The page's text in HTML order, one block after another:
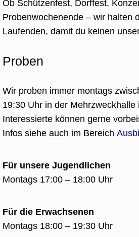
Ob Schützenfest, Dorffest,
Probenwochenende – wir halten
Laufenden, damit du keinen
Proben
Wir proben immer montags
19:30 Uhr in der Mehrzweckhalle
Interessierte können gerne
Infos siehe auch im Bereich
Für unsere Jugendlichen
Montags 17:00 – 18:00 Uhr
Für die Erwachsenen
Montags 18:00 – 19:30 Uhr